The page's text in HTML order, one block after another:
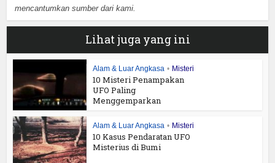
mencantumkan sumber dari kami.
Lihat juga yang ini
Alam & Luar Angkasa • Misteri
10 Misteri Penampakan
UFO Paling
Menggemparkan
Alam & Luar Angkasa • Misteri
10 Kasus Pendaratan UFO
Misterius di Bumi